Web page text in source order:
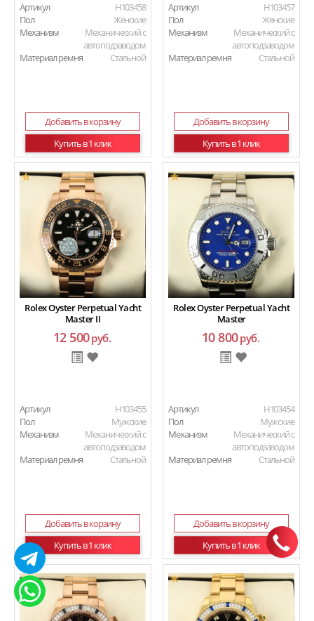
Артикул
H103458
Пол
Женские
Механизм
Механический с
автоподзаводом
Материал ремня
Стальной
Добавить в корзину
Купить в 1 клик
Артикул
H103457
Пол
Женские
Механизм
Механический с
автоподзаводом
Материал ремня
Стальной
Добавить в корзину
Купить в 1 клик
Rolex Oyster Perpetual Yacht
Master II
12 500руб.
Артикул
H103455
Пол
Мужские
Механизм
Механический с
автоподзаводом
Материал ремня
Стальной
Добавить в корзину
Купить в 1 клик
Rolex Oyster Perpetual Yacht
Master
10 800руб.
Артикул
H103454
Пол
Мужские
Механизм
Механический с
автоподзаводом
Материал ремня
Стальной
Добавить в корзину
Купить в 1 клик